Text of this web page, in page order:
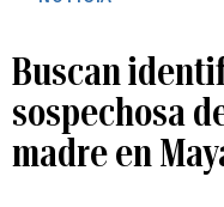
Buscan
sospechosa
madre en